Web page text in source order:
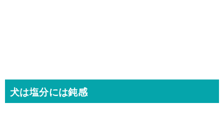
犬は塩分には鈍感